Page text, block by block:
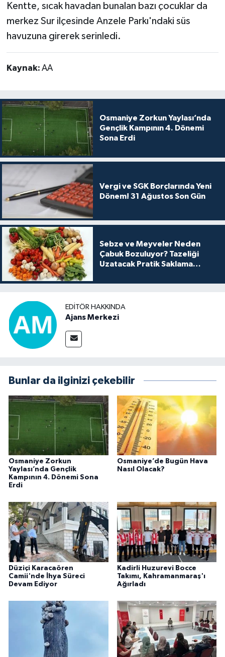
Kentte, sıcak havadan bunalan bazı çocuklar da
merkez Sur ilçesinde Anzele Parkı'ndaki süs
havuzuna girerek serinledi.
Kaynak: AA
Osmaniye Zorkun Yaylası’nda
Gençlik Kampının 4. Dönemi
Sona Erdi
Vergi ve SGK Borçlarında Yeni
Dönem! 31 Ağustos Son Gün
Sebze ve Meyveler Neden
Çabuk Bozuluyor? Tazeliği
Uzatacak Pratik Saklama
EDITÖR HAKKINDA
Ajans Merkezi
Bunlar da ilginizi çekebilir
Osmaniye Zorkun
Yaylası’nda Gençlik
Kampının 4. Dönemi Sona
Erdi
Osmaniye’de Bugün Hava
Nasıl Olacak?
Düziçi Karacaören
Camii'nde İhya Süreci
Devam Ediyor
Kadirli Huzurevi Bocce
Takımı, Kahramanmaraş'ı
Ağırladı